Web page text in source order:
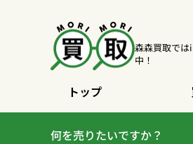
森森買取で
中！
トップ
何を売りたいですか？